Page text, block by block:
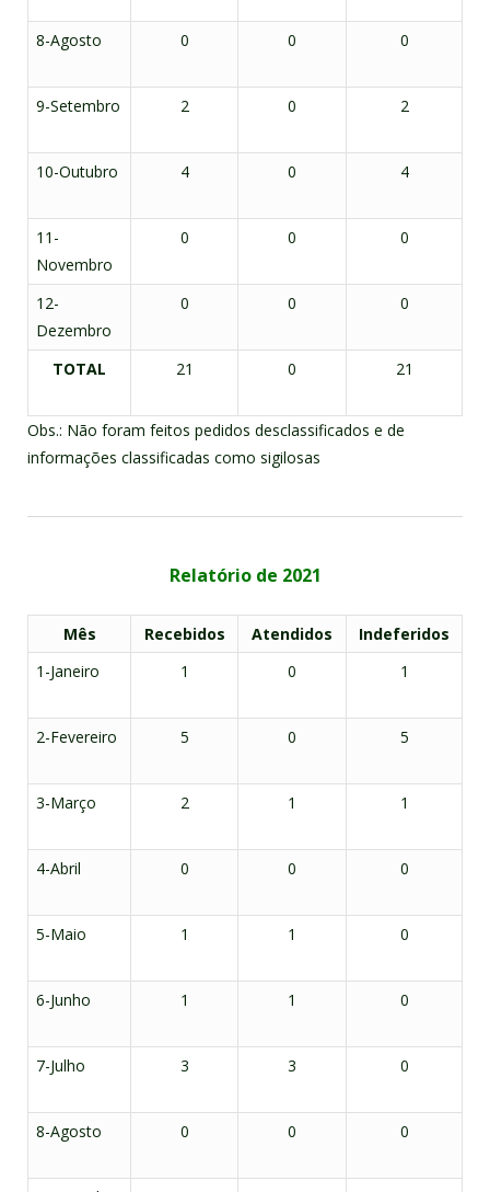
8-Agosto 0 0 0
9-Setembro 2 0 2
10-Outubro 4 0 4
11-
Novembro
0 0 0
12-
Dezembro
0 0 0
TOTAL 21 0 21
Obs.: Não foram feitos pedidos desclassificados e de
informações classificadas como sigilosas
Relatório de 2021
Mês Recebidos Atendidos
Indeferidos
1-Janeiro
1 0 1
2-Fevereiro 5 0 5
3-Março 2 1 1
4-Abril 0 0 0
5-Maio 1 1 0
6-Junho 1 1 0
7-Julho 3 3 0
8-Agosto 0 0 0